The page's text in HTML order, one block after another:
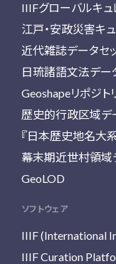
IIIFグローバルキュ
江戸・安政災害キ
近代雑誌データセ
日琉諸語文法デー
Geoshapeリポジト
歴史的行政区域デ
『日本歴史地名大
幕末期近世村領域
GeoLOD
ソフトウェア
IIIF (International
IIIF Curation